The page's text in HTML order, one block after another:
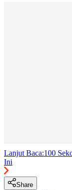
Lanjut Baca:100
Ini
Share